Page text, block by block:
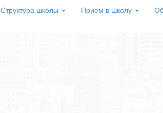
Структура школы Прием в школу